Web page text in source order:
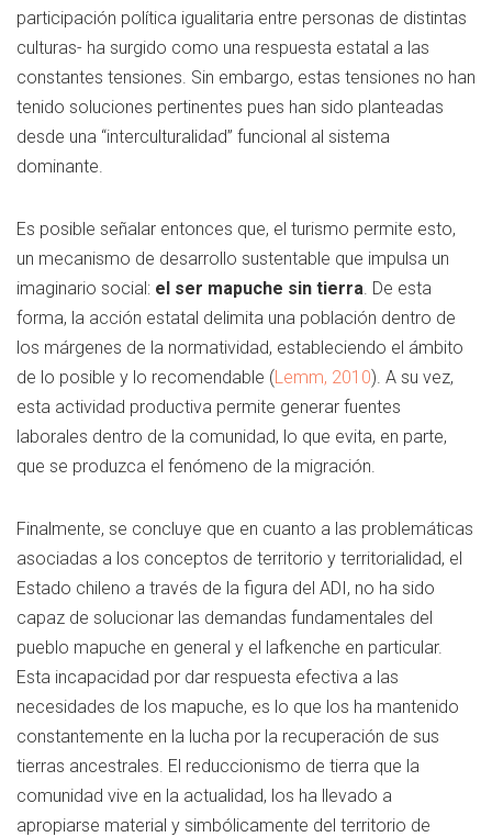
participación política igualitaria entre personas de distintas
culturas- ha surgido como una respuesta estatal a las
constantes tensiones. Sin embargo, estas tensiones no han
tenido soluciones pertinentes pues han sido planteadas
desde una “interculturalidad” funcional al sistema
dominante.
Es posible señalar entonces que, el turismo permite esto,
un mecanismo de desarrollo sustentable que impulsa un
imaginario social: el ser mapuche sin tierra. De esta
forma, la acción estatal delimita una población dentro de
los márgenes de la normatividad, estableciendo el ámbito
de lo posible y lo recomendable (Lemm, 2010). A su vez,
esta actividad productiva permite generar fuentes
laborales dentro de la comunidad, lo que evita, en parte,
que se produzca el fenómeno de la migración.
Finalmente, se concluye que en cuanto a las problemáticas
asociadas a los conceptos de territorio y territorialidad, el
Estado chileno a través de la figura del ADI, no ha sido
capaz de solucionar las demandas fundamentales del
pueblo mapuche en general y el lafkenche en particular.
Esta incapacidad por dar respuesta efectiva a las
necesidades de los mapuche, es lo que los ha mantenido
constantemente en la lucha por la recuperación de sus
tierras ancestrales. El reduccionismo de tierra que la
comunidad vive en la actualidad, los ha llevado a
apropiarse material y simbólicamente del territorio de